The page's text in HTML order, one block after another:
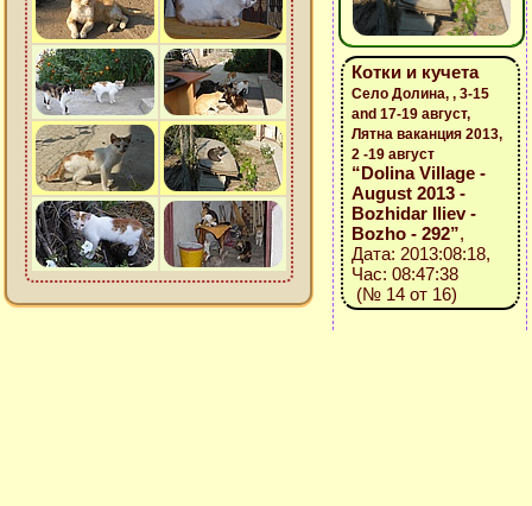
Котки и кучета
Село Долина, , 3-15
and 17-19 август,
Лятна ваканция 2013,
2 -19 август
“Dolina Village -
August 2013 -
Bozhidar Iliev -
Bozho - 292”,
Дата: 2013:08:18,
Час: 08:47:38
(№ 14 от 16)